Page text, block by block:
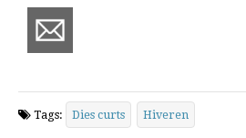
Tags: Dies curts Hiveren